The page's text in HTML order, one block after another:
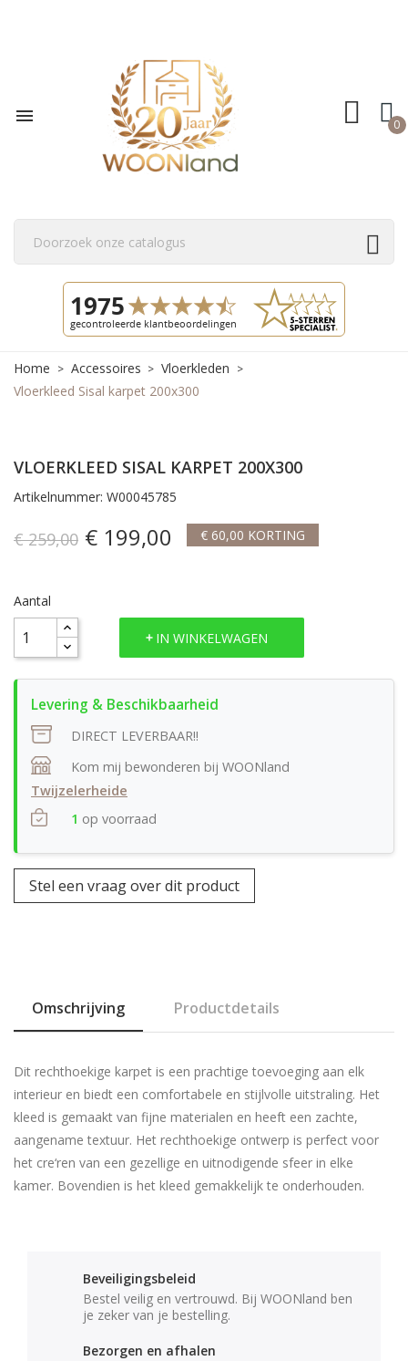
 0
Home Accessoires
Vloerkleden
Vloerkleed Sisal karpet 200x300
VLOERKLEED SISAL KARPET 200X300
Artikelnummer: W00045785
€ 259,00 € 199,00 € 60,00 KORTING
Aantal
IN WINKELWAGEN
DIRECT LEVERBAAR!!
Kom mij bewonderen bij WOONland
Twijzelerheide
1 op voorraad
Stel een vraag over dit product
Omschrijving Productdetails
Dit rechthoekige karpet is een prachtige toevoeging aan elk
interieur en biedt een comfortabele en stijlvolle uitstraling. Het
kleed is gemaakt van fijne materialen en heeft een zachte,
aangename textuur. Het rechthoekige ontwerp is perfect voor
het cre‘ren van een gezellige en uitnodigende sfeer in elke
kamer. Bovendien is het kleed gemakkelijk te onderhouden.
Beveiligingsbeleid
Bestel veilig en vertrouwd. Bij WOONland ben
je zeker van je bestelling.
Bezorgen en afhalen